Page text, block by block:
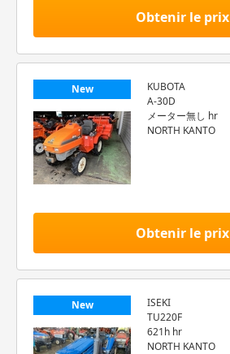
Obtenir le prix
New
KUBOTA
A-30D
メーター無し hr
NORTH KANTO
Obtenir le prix
New
ISEKI
TU220F
621h hr
NORTH KANTO